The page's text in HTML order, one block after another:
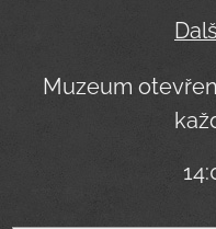
Muzeum